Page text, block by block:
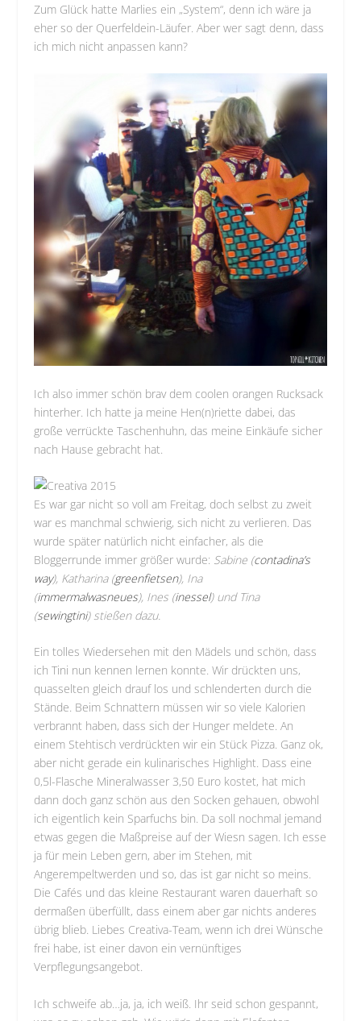
Zum Glück hatte Marlies ein „System“, denn ich wäre ja
eher so der Querfeldein-Läufer. Aber wer sagt denn, dass
ich mich nicht anpassen kann?
Ich also immer schön brav dem coolen orangen Rucksack
hinterher. Ich hatte ja meine Hen(n)riette dabei, das
große verrückte Taschenhuhn, das meine Einkäufe sicher
nach Hause gebracht hat.
Es war gar nicht so voll am Freitag, doch selbst zu zweit
war es manchmal schwierig, sich nicht zu verlieren. Das
wurde später natürlich nicht einfacher, als die
Bloggerrunde immer größer wurde: Sabine (contadina’s
way), Katharina (greenfietsen), Ina
(immermalwasneues), Ines (inessel) und Tina
(sewingtini) stießen dazu.
Ein tolles Wiedersehen mit den Mädels und schön, dass
ich Tini nun kennen lernen konnte. Wir drückten uns,
quasselten gleich drauf los und schlenderten durch die
Stände. Beim Schnattern müssen wir so viele Kalorien
verbrannt haben, dass sich der Hunger meldete. An
einem Stehtisch verdrückten wir ein Stück Pizza. Ganz ok,
aber nicht gerade ein kulinarisches Highlight. Dass eine
0,5l-Flasche Mineralwasser 3,50 Euro kostet, hat mich
dann doch ganz schön aus den Socken gehauen, obwohl
ich eigentlich kein Sparfuchs bin. Da soll nochmal jemand
etwas gegen die Maßpreise auf der Wiesn sagen. Ich esse
ja für mein Leben gern, aber im Stehen, mit
Angerempeltwerden und so, das ist gar nicht so meins.
Die Cafés und das kleine Restaurant waren dauerhaft so
dermaßen überfüllt, dass einem aber gar nichts anderes
übrig blieb. Liebes Creativa-Team, wenn ich drei Wünsche
frei habe, ist einer davon ein vernünftiges
Verpflegungsangebot.
Ich schweife ab…ja, ja, ich weiß. Ihr seid schon gespannt,